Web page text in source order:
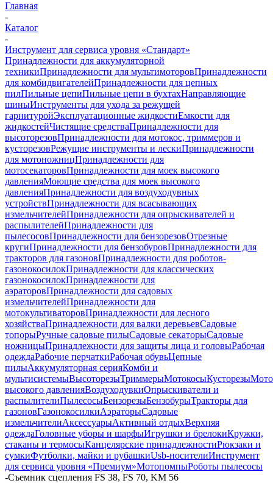
Главная
-
Каталог
-
Инструмент для сервиса уровня «Стандарт»
Принадлежности для аккумуляторной
техникиПринадлежности для мультимоторовПринадлежности
для комбидвигателейПринадлежности для цепных
пилПильные цепиПильные цепи в бухтахНаправляющие
шиныИнструменты для ухода за режущей
гарнитуройЭксплуатационные жидкостиЕмкости для
жидкостейЧистящие средстваПринадлежности для
высоторезовПринадлежности для мотокос, триммеров и
кусторезовРежущие инструменты и лескиПринадлежности
для мотоножницПринадлежности для
мотосекаторовПринадлежности для моек высокого
давленияМоющие средства для моек высокого
давленияПринадлежности для воздуходувных
устройствПринадлежности для всасывающих
измельчителейПринадлежности для опрыскивателей и
распылителейПринадлежности для
пылесосовПринадлежности для бензорезовОтрезные
кругиПринадлежности для бензобуровПринадлежности для
тракторов для газоновПринадлежности для роботов-
газонокосилокПринадлежности для классических
газонокосилокПринадлежности для
аэраторовПринадлежности для садовых
измельчителейПринадлежности для
мотокультиваторовПринадлежности для лесного
хозяйстваПринадлежности для валки деревьевСадовые
топорыРучные садовые пилыСадовые секаторыСадовые
ножницыПринадлежности для защиты лица и головыРабочая
одеждаРабочие перчаткиРабочая обувьЦепные
пилыАккумуляторная серияКомби и
мультисистемыВысоторезыТриммерыМотокосыКусторезы
высокого давленияВоздуходувкиОпрыскиватели и
распылителиПылесосыБензорезыБензобурыТракторы для
газоновГазонокосилкиАэраторыСадовые
измельчителиАксессуарыАктивный отдыхВерхняя
одеждаГоловные уборы и шарфыИгрушки и брелокиКружки,
стаканы и термосыКанцелярские принадлежностиРюкзаки и
сумкиФутболки, майки и рубашкиUsb-носителиИнструмент
для сервиса уровня «Премиум»МотопомпыРоботы пылесосы
-Съемник сцепления FS 38, FS 70, KM 56